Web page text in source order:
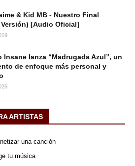
& Kid MB - Nuestro Final
[Audio Oficial]
Insane lanza “Madrugada Azul”, un
de enfoque más personal y
ARTISTAS
una canción
tu música